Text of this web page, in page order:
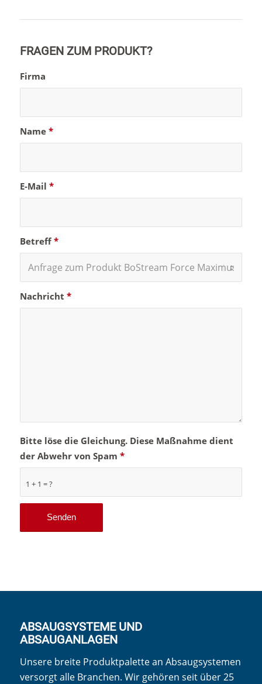
FRAGEN ZUM PRODUKT?
Firma
Name *
E-Mail *
Betreff*
Nachricht *
1 + 1 = ?
Bitte löse die Gleichung. Diese Maßnahme dient
der Abwehr von Spam *
ABSAUGSYSTEME UND
ABSAUGANLAGEN
Unsere breite Produktpalette an Absaugsystemen
versorgt alle Branchen. Wir gehören seit über 25